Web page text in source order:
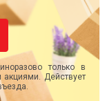
только в
Действует